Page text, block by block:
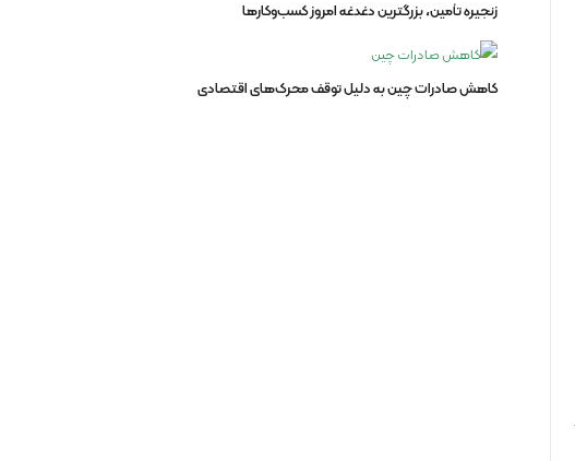
زنجیره تأمین، بزرگ‏ترین دغدغه امروز کسب‏‌وکارها
کاهش صادرات چین به دلیل توقف محرک‌های اقتصادی